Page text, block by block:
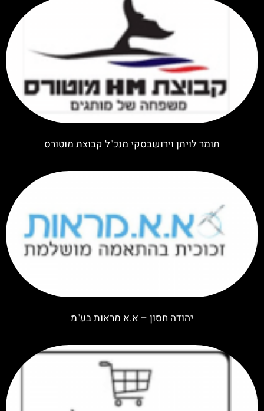
תומר לויתן וירושבסקי מנכ"ל קבוצת מוטורס
יהודה חסון – א.א מראות בע"מ